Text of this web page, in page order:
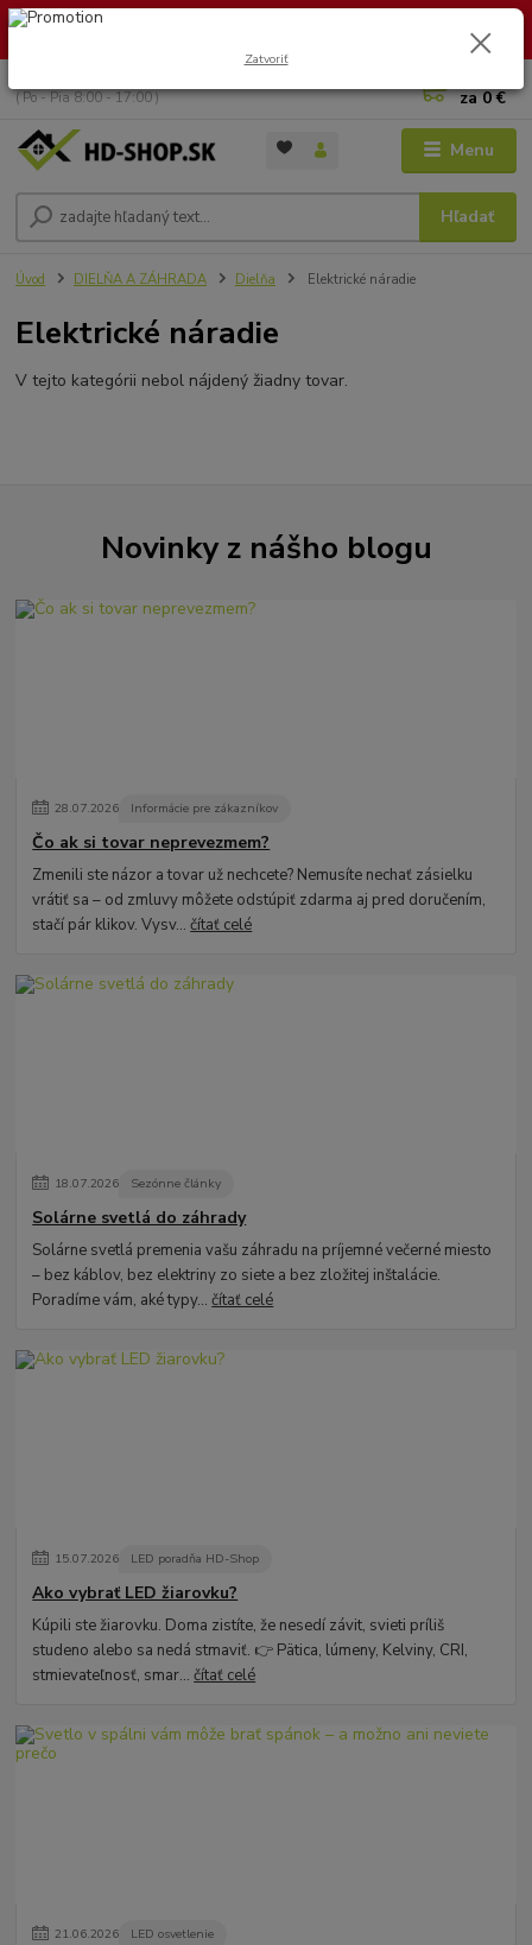
🏖️ DOVOLENKA 30.7.2026 – 9.8.2026 · Objednávky vybavíme po
Menu
Hľadať
( Po - Pia 8:00 - 17:00 )
za0 €
Úvod DIELŇA A ZÁHRADA Dielňa Elektrické náradie
Elektrické náradie
V tejto kategórii nebol nájdený žiadny tovar.
Novinky z nášho blogu
28.07.2026 Informácie pre zákazníkov
Čo ak si tovar neprevezmem?
Zmenili ste názor a tovar už nechcete? Nemusíte nechať zásielku
vrátiť sa – od zmluvy môžete odstúpiť zdarma aj pred doručením,
stačí pár klikov. Vysv...čítať celé
18.07.2026 Sezónne články
Solárne svetlá do záhrady
Solárne svetlá premenia vašu záhradu na príjemné večerné miesto
– bez káblov, bez elektriny zo siete a bez zložitej inštalácie.
Poradíme vám, aké typy...čítať celé
15.07.2026 LED poradňa HD-Shop
Ako vybrať LED žiarovku?
Kúpili ste žiarovku. Doma zistíte, že nesedí závit, svieti príliš
studeno alebo sa nedá stmaviť. 👉 Pätica, lúmeny, Kelviny, CRI,
stmievateľnosť, smar...čítať celé
21.06.2026 LED osvetlenie
Zatvoriť